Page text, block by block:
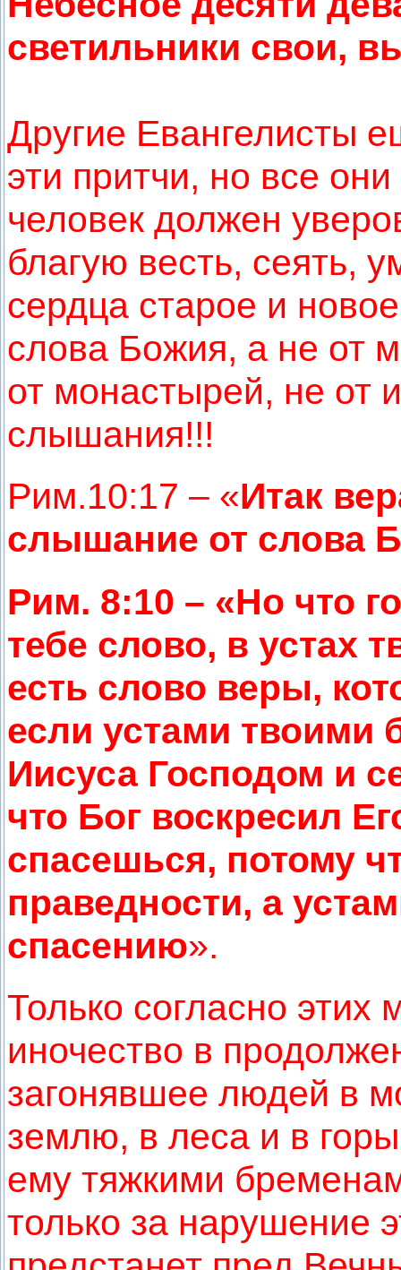
светильники свои,
Другие Евангелисты
эти притчи, но все
человек должен
благую весть, сеять,
сердца старое и
слова Божия, а не от
от монастырей, не от
слышания!!!
Рим.10:17 – «Итак
слышание от слова
Рим. 8:10 – «Но что
тебе слово, в устах
есть слово веры,
если устами твоими
Иисуса Господом и
что Бог воскресил
спасешься, потому
праведности, а
спасению».
Только согласно этих
иночество в
загонявшее людей в
землю, в леса и в
ему тяжкими
только за нарушение